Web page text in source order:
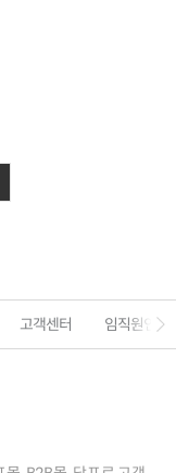
고객센터 임직원인증